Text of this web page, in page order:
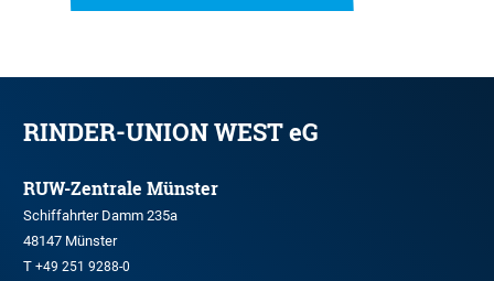
RINDER-UNION WEST eG
RUW-Zentrale Münster
Schiffahrter Damm 235a
48147 Münster
T +49 251 9288-0